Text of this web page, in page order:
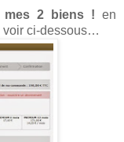
mes 2 biens ! en
voir ci-dessous…